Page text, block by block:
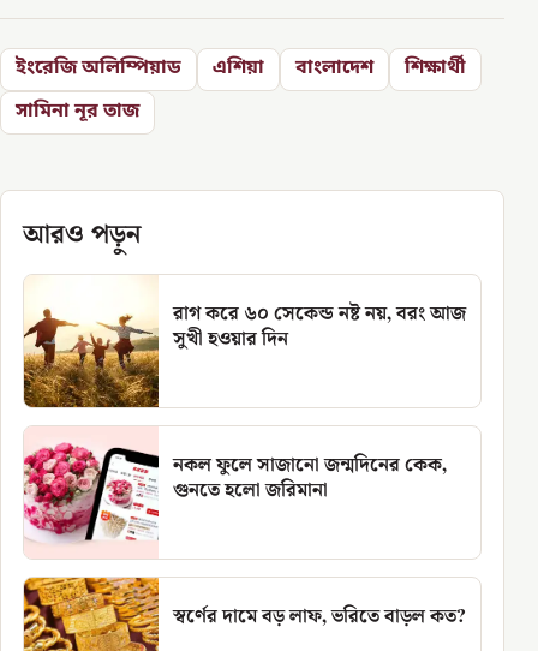
ইংরেজি অলিম্পিয়াড এশিয়া বাংলাদেশ
শিক্ষার্থী
সামিনা নূর তাজ
আরও পড়ুন
রাগ করে ৬০ সেকেন্ড নষ্ট নয়, বরং আজ
সুখী হওয়ার দিন
নকল ফুলে সাজানো জন্মদিনের কেক,
গুনতে হলো জরিমানা
স্বর্ণের দামে বড় লাফ, ভরিতে বাড়ল কত?